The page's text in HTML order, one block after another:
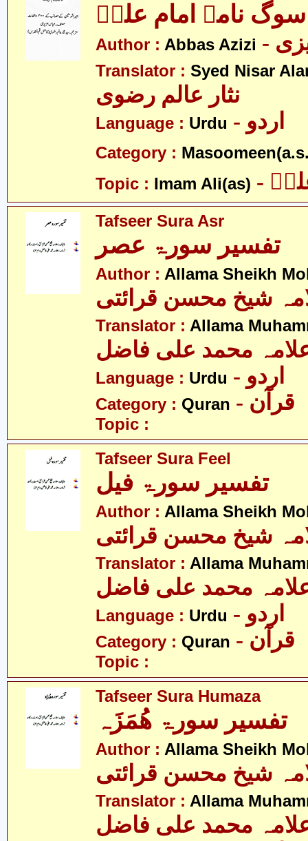
سوگ نامہ امام علیؑ
Author : Abbas Azizi
Translator : Syed Nisar
نثار عالم رضوی
Language : Urdu - اردو
Category :
Topic : Imam Ali(as)
Tafseer Sura Asr
تفسیر سورۃ عصر
Author : Allama Sheikh
شیخ محسن قرائتی
Translator : Allama
محمد علی فاضل
Language : Urdu - اردو
Category : Quran - قرآن
Topic :
Tafseer Sura Feel
تفسیر سورۃ فیل
Author : Allama Sheikh
شیخ محسن قرائتی
Translator : Allama
محمد علی فاضل
Language : Urdu - اردو
Category : Quran - قرآن
Topic :
Tafseer Sura Humaza
تفسیر سورۃ ھُمَزَہ
Author : Allama Sheikh
شیخ محسن قرائتی
Translator : Allama
محمد علی فاضل